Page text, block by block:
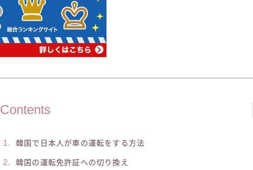
Contents
韓国で日本人が車の運転をする方法
韓国の運転免許証への切り換え